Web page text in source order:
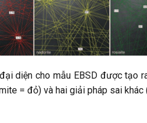
diện cho mẫu EBSD được tạo
= đỏ) và hai giải pháp sai